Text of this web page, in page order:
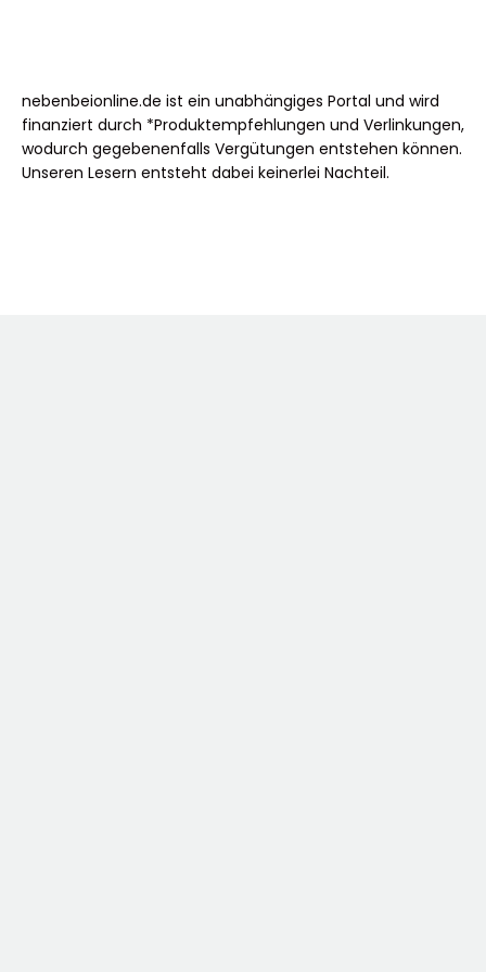
nebenbeionline.de ist ein unabhängiges Portal und wird
finanziert durch *Produktempfehlungen und Verlinkungen,
wodurch gegebenenfalls Vergütungen entstehen können.
Unseren Lesern entsteht dabei keinerlei Nachteil.